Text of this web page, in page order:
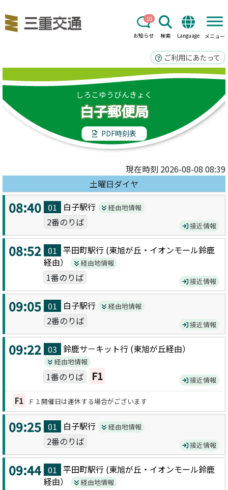
お知らせ
10
検索 Language メニュー
ご利用にあたって
しろこゆうびんきょく
白子郵便局
PDF時刻表
現在時刻 2026-08-08 08:39
土曜日ダイヤ
08:40 01 白子駅行 経由地情報
2番のりば 接近情報
08:52 01 平田町駅行 (東旭が丘・イオンモール鈴鹿
経由）
経由地情報
1番のりば 接近情報
09:05 01 白子駅行 経由地情報
2番のりば 接近情報
09:22 03 鈴鹿サ－キット行 (東旭が丘経由）
経由地情報
1番のりば F1 接近情報
F1 Ｆ１開催日は運休する場合がございます
09:25 01 白子駅行 経由地情報
2番のりば 接近情報
09:44 01 平田町駅行 (東旭が丘・イオンモール鈴鹿
経由）
経由地情報